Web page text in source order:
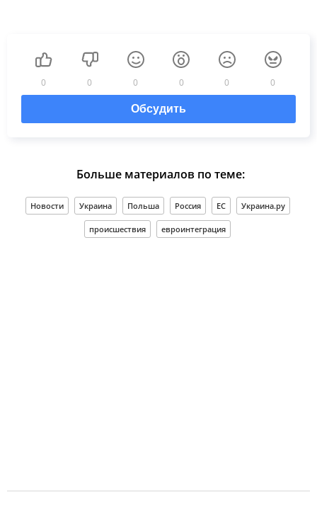
0 0 0 0 0 0
Обсудить
Больше материалов по теме:
Новости Украина Польша Россия ЕС Украина.ру
происшествия евроинтеграция